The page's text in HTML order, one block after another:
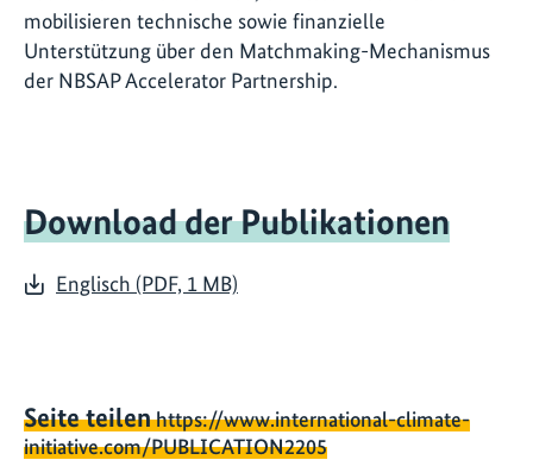
mobilisieren technische sowie finanzielle
Unterstützung über den Matchmaking-Mechanismus
der NBSAP Accelerator Partnership.
Download der Publikationen
Englisch (PDF, 1 MB)
Seite teilenhttps://www.international-climate-
initiative.com/PUBLICATION2205